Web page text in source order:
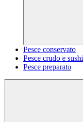
Pesce conservato
Pesce crudo e sushi
Pesce preparato